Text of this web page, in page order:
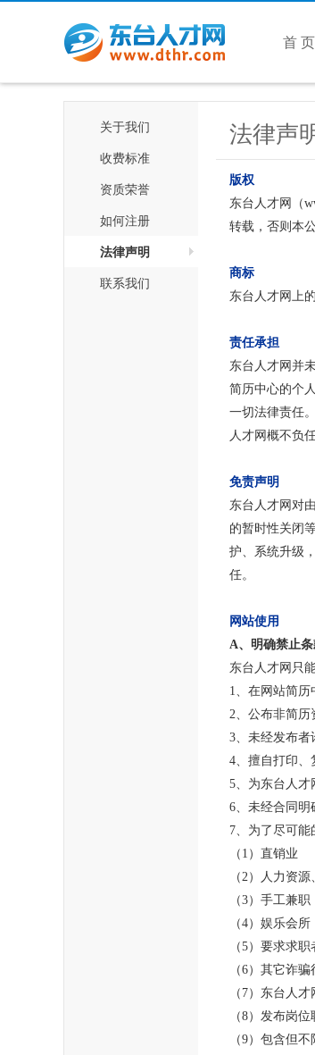
首 页
关于我们
收费标准
资质荣誉
如何注册
法律声明
联系我们
法律声
版权
东台人才网（
转载，否则本
商标
东台人才网上
责任承担
东台人才网并
简历中心的个
一切法律责任
人才网概不负
免责声明
东台人才网对
的暂时性关闭
护、系统升级
任。
网站使用
A、明确禁止条
东台人才网只
1、在网站简历
2、公布非简历
3、未经发布者
4、擅自打印、
5、为东台人才
6、未经合同明
7、为了尽可能
（1）直销业
（2）人力资
（3）手工兼
（4）娱乐会
（5）要求求
（6）其它诈
（7）东台人
（8）发布岗
（9）包含但